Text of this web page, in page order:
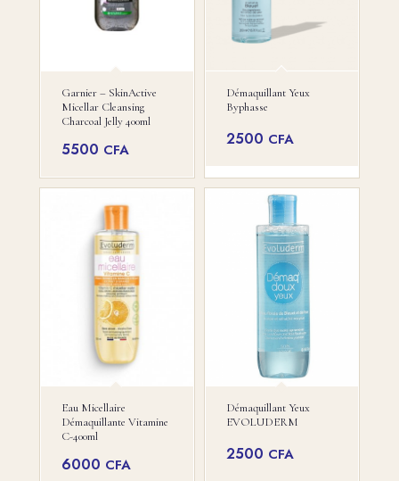
Garnier – SkinActive
Micellar Cleansing
Charcoal Jelly 400ml
5500 CFA
Démaquillant Yeux
Byphasse
2500 CFA
Eau Micellaire
Démaquillante Vitamine
C-400ml
6000 CFA
Démaquillant Yeux
EVOLUDERM
2500 CFA